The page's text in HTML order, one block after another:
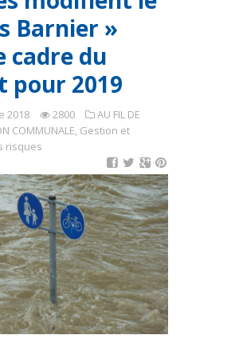
Barnier »
cadre du
pour 2019
2018 2800
AU FIL DE
COMMUNALE, Gestion et
risques